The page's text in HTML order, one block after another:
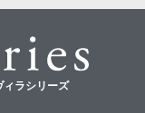
ィラシリーズ